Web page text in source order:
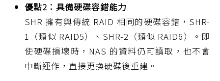
優點2：具備硬碟容錯能力
SHR 擁有與傳統 RAID 相同的硬碟容錯，SHR-
1（類似 RAID5）、SHR-2（類似 RAID6）。即
使硬碟損壞時，NAS 的資料仍可讀取，也不會
中斷運作，直接更換硬碟後重建。